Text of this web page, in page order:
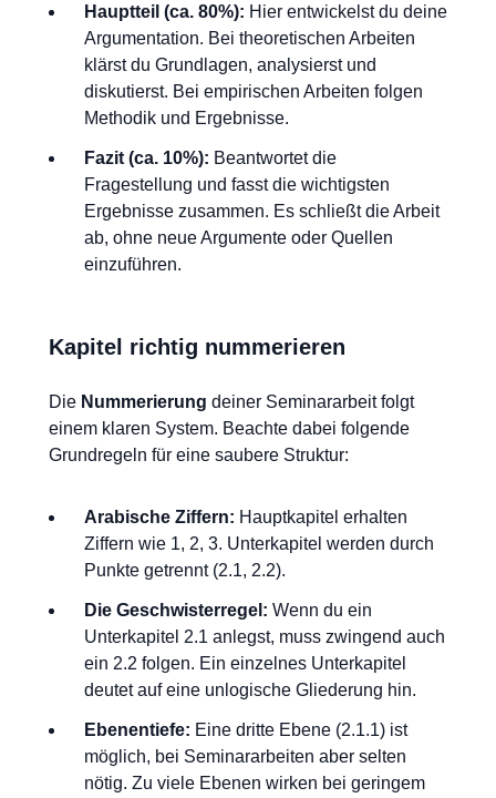
Hauptteil (ca. 80%): Hier entwickelst du deine
Argumentation. Bei theoretischen Arbeiten
klärst du Grundlagen, analysierst und
diskutierst. Bei empirischen Arbeiten folgen
Methodik und Ergebnisse.
Fazit (ca. 10%): Beantwortet die
Fragestellung und fasst die wichtigsten
Ergebnisse zusammen. Es schließt die Arbeit
ab, ohne neue Argumente oder Quellen
einzuführen.
Kapitel richtig nummerieren
Die Nummerierung deiner Seminararbeit folgt
einem klaren System. Beachte dabei folgende
Grundregeln für eine saubere Struktur:
Arabische Ziffern: Hauptkapitel erhalten
Ziffern wie 1, 2, 3. Unterkapitel werden durch
Punkte getrennt (2.1, 2.2).
Die Geschwisterregel: Wenn du ein
Unterkapitel 2.1 anlegst, muss zwingend auch
ein 2.2 folgen. Ein einzelnes Unterkapitel
deutet auf eine unlogische Gliederung hin.
Ebenentiefe: Eine dritte Ebene (2.1.1) ist
möglich, bei Seminararbeiten aber selten
nötig. Zu viele Ebenen wirken bei geringem